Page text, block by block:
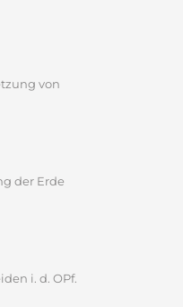
von
der Erde
i. d. OPf.